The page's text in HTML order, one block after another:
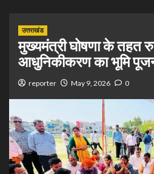
उत्तराखंड
मुख्यमंत्री घोषणा के तहत
आधुनिकीकरण का भूमि
reporter May 9, 2026 0